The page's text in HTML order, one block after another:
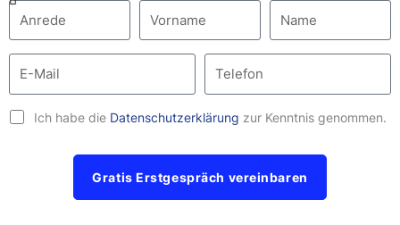
Ich habe die Datenschutzerklärung zur Kenntnis genommen.
Gratis Erstgespräch vereinbaren